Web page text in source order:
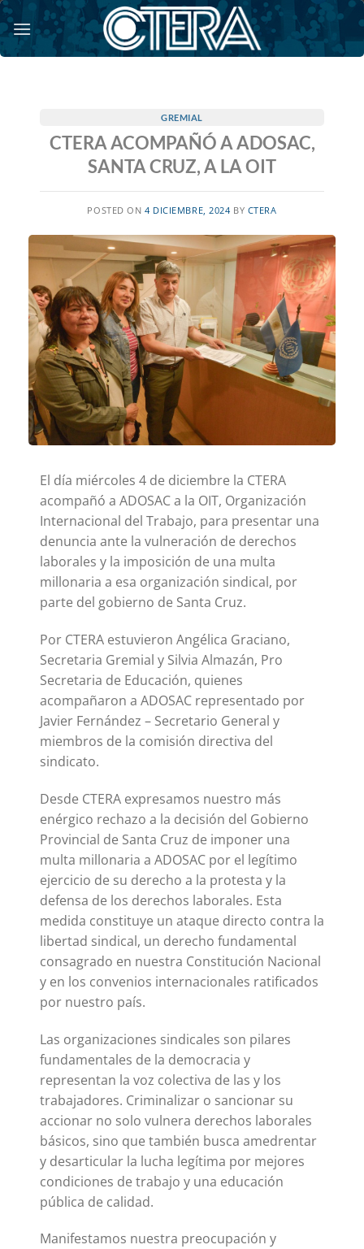
Saltar
al
contenido
GREMIAL
CTERA ACOMPAÑÓ A ADOSAC,
SANTA CRUZ, A LA OIT
POSTED ON 4 DICIEMBRE, 2024 BY CTERA
El día miércoles 4 de diciembre la CTERA
acompañó a ADOSAC a la OIT, Organización
Internacional del Trabajo, para presentar una
denuncia ante la vulneración de derechos
laborales y la imposición de una multa
millonaria a esa organización sindical, por
parte del gobierno de Santa Cruz.
Por CTERA estuvieron Angélica Graciano,
Secretaria Gremial y Silvia Almazán, Pro
Secretaria de Educación, quienes
acompañaron a ADOSAC representado por
Javier Fernández – Secretario General y
miembros de la comisión directiva del
sindicato.
Desde CTERA expresamos nuestro más
enérgico rechazo a la decisión del Gobierno
Provincial de Santa Cruz de imponer una
multa millonaria a ADOSAC por el legítimo
ejercicio de su derecho a la protesta y la
defensa de los derechos laborales. Esta
medida constituye un ataque directo contra la
libertad sindical, un derecho fundamental
consagrado en nuestra Constitución Nacional
y en los convenios internacionales ratificados
por nuestro país.
Las organizaciones sindicales son pilares
fundamentales de la democracia y
representan la voz colectiva de las y los
trabajadores. Criminalizar o sancionar su
accionar no solo vulnera derechos laborales
básicos, sino que también busca amedrentar
y desarticular la lucha legítima por mejores
condiciones de trabajo y una educación
pública de calidad.
Manifestamos nuestra preocupación y